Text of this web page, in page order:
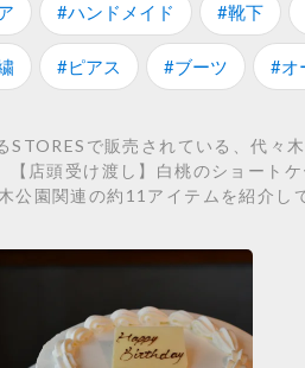
#ハンドメイド #靴下
#ピアス #ブーツ #オ
STORESで販売されている、代
店頭受け渡し】白桃のショート
園関連の約11アイテムを紹介し